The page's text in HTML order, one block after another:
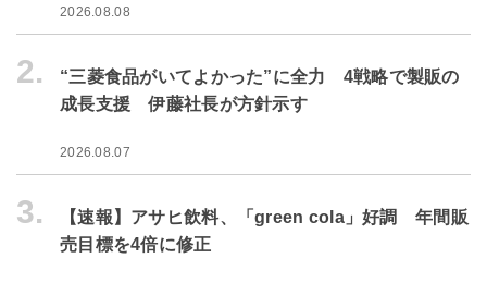
2026.08.08
2.
“三菱食品がいてよかった”に全力 4戦略で製販の
成長支援 伊藤社長が方針示す
2026.08.07
3.
【速報】アサヒ飲料、「green cola」好調 年間販
売目標を4倍に修正